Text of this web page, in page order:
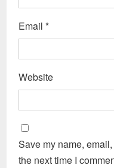
Email*
Website
Save my name,
the next time I